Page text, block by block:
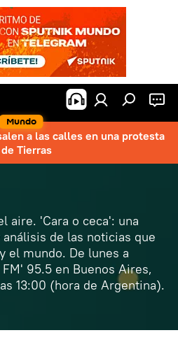
Mundo
a las calles en una protesta
Tierras
aire. 'Cara o ceca': una
de las noticias que
el mundo. De lunes a
95.5 en Buenos Aires,
13:00 (hora de Argentina).